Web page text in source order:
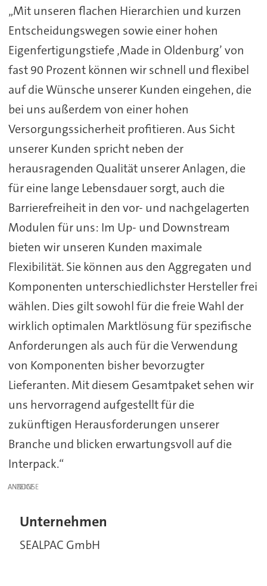
„Mit unseren flachen Hierarchien und kurzen
Entscheidungswegen sowie einer hohen
Eigenfertigungstiefe ‚Made in Oldenburg’ von
fast 90 Prozent können wir schnell und flexibel
auf die Wünsche unserer Kunden eingehen, die
bei uns außerdem von einer hohen
Versorgungssicherheit profitieren. Aus Sicht
unserer Kunden spricht neben der
herausragenden Qualität unserer Anlagen, die
für eine lange Lebensdauer sorgt, auch die
Barrierefreiheit in den vor- und nachgelagerten
Modulen für uns: Im Up- und Downstream
bieten wir unseren Kunden maximale
Flexibilität. Sie können aus den Aggregaten und
Komponenten unterschiedlichster Hersteller frei
wählen. Dies gilt sowohl für die freie Wahl der
wirklich optimalen Marktlösung für spezifische
Anforderungen als auch für die Verwendung
von Komponenten bisher bevorzugter
Lieferanten. Mit diesem Gesamtpaket sehen wir
uns hervorragend aufgestellt für die
zukünftigen Herausforderungen unserer
Branche und blicken erwartungsvoll auf die
Interpack.“
ANZEIGE
Unternehmen
SEALPAC GmbH